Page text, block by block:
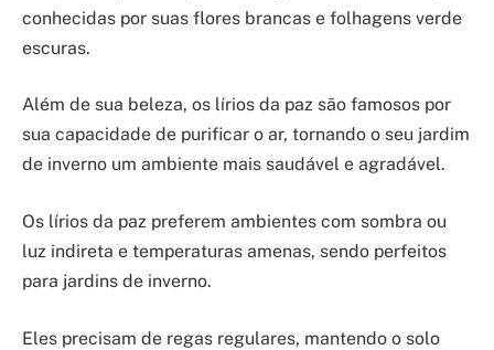
conhecidas por suas flores brancas e folhagens verde
escuras.
Além de sua beleza, os lírios da paz são famosos por
sua capacidade de purificar o ar, tornando o seu jardim
de inverno um ambiente mais saudável e agradável.
Os lírios da paz preferem ambientes com sombra ou
luz indireta e temperaturas amenas, sendo perfeitos
para jardins de inverno.
Eles precisam de regas regulares, mantendo o solo